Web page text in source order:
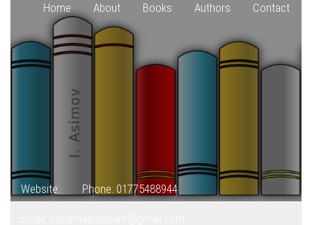
Home About Books Authors Contact
Website: Phone: 01775488944